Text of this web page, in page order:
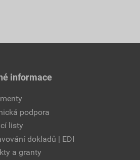
informace
podpora
listy
dokladů | EDI
a granty